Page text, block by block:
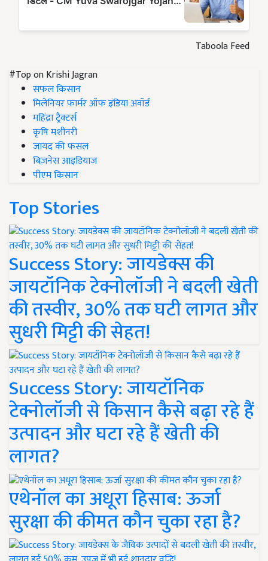
Taboola Feed
#Top on Krishi Jagran
सफल किसान
मिलेनियर फार्मर ऑफ इंडिया अवॉर्ड
महिंद्रा ट्रैक्टर्स
कृषि मशीनरी
जायद की फसल
बिज़नेस आइडियाज
पीएम किसान
Top Stories
Success Story: जायडेक्स की
जायटॉनिक टेक्नोलॉजी ने बदली खेती
की तस्वीर, 30% तक घटी लागत और
सुधरी मिट्टी की सेहत!
Success Story: जायटॉनिक
टेक्नोलॉजी से किसान कैसे बढ़ा रहे हैं
उत्पादन और घटा रहे हैं खेती की
लागत?
एथेनॉल का अधूरा हिसाब: ऊर्जा
सुरक्षा की कीमत कौन चुका रहा है?